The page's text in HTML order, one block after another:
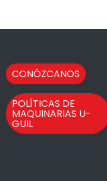
CONÓZCANOS
POLÍTICAS DE
MAQUINARIAS U-
GUIL